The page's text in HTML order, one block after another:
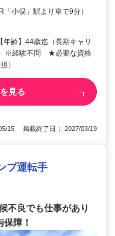
「小俣」駅より車で9分）
年齢】44歳迄（長期キャリ
）※経験不問 ★必要な資格
）
見る
15 掲載終了日： 2027/03/19
プ運転手
不良でも仕事があり
障！